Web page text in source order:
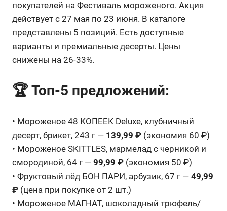
покупателей на Фестиваль мороженого. Акция
действует с 27 мая по 23 июня. В каталоге
представлены 5 позиций. Есть доступные
варианты и премиальные десерты. Цены
снижены на 26-33%.
🏆 Топ-5 предложений:
• Мороженое 48 КОПЕЕК Deluxe, клубничный
десерт, брикет, 243 г — 139,99 ₽ (экономия 60 ₽)
• Мороженое SKITTLES, мармелад с черникой и
смородиной, 64 г — 99,99 ₽ (экономия 50 ₽)
• Фруктовый лёд БОН ПАРИ, арбузик, 67 г — 49,99
₽ (цена при покупке от 2 шт.)
• Мороженое МАГНАТ, шоколадный трюфель/